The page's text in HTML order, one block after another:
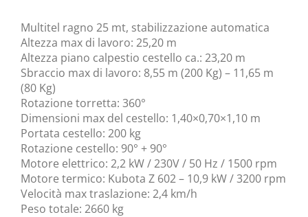
Multitel ragno 25 mt, stabilizzazione automatica
Altezza max di lavoro: 25,20 m
Altezza piano calpestio cestello ca.: 23,20 m
Sbraccio max di lavoro: 8,55 m (200 Kg) – 11,65 m
(80 Kg)
Rotazione torretta: 360°
Dimensioni max del cestello: 1,40×0,70×1,10 m
Portata cestello: 200 kg
Rotazione cestello: 90° + 90°
Motore elettrico: 2,2 kW / 230V / 50 Hz / 1500 rpm
Motore termico: Kubota Z 602 – 10,9 kW / 3200 rpm
Velocità max traslazione: 2,4 km/h
Peso totale: 2660 kg